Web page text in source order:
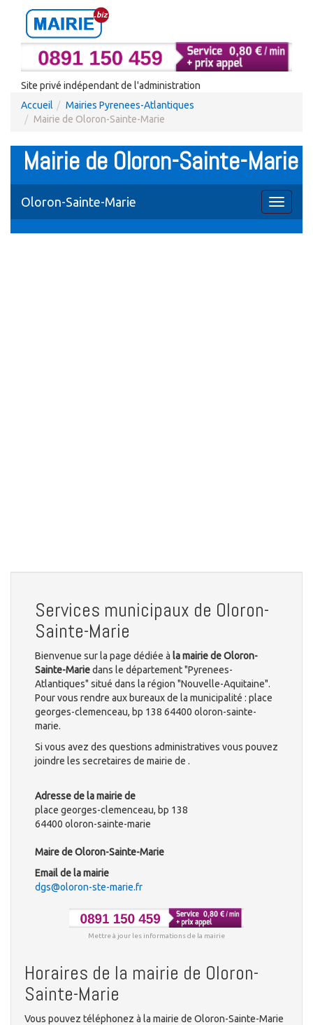
Site privé indépendant de l'administration
Accueil
Mairies Pyrenees-Atlantiques
Mairie de Oloron-Sainte-Marie
Mairie de Oloron-Sainte-Marie
Toggle
Oloron-Sainte-Marie
Services municipaux de Oloron-
Sainte-Marie
Bienvenue sur la page dédiée à la mairie de Oloron-
Sainte-Mariedans le département "Pyrenees-
Atlantiques" situé dans la région "Nouvelle-Aquitaine".
Pour vous rendre aux bureaux de la municipalité : place
georges-clemenceau, bp 138 64400 oloron-sainte-
marie.
Si vous avez des questions administratives vous pouvez
joindre les secretaires de mairie de .
Adresse de la mairie de
place georges-clemenceau, bp 138
64400 oloron-sainte-marie
Maire de Oloron-Sainte-Marie
Email de la mairie
dgs@oloron-ste-marie.fr
Mettre à jour les informations de la mairie
Horaires de la mairie de Oloron-
Sainte-Marie
Vous pouvez téléphonez à la mairie de Oloron-Sainte-Marie